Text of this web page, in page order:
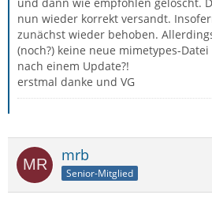
nun wieder korrekt versandt.
zunächst wieder behoben.
(noch?) keine neue mimetypes-
nach einem Update?!
erstmal danke und VG
mrb
Senior-Mitglied